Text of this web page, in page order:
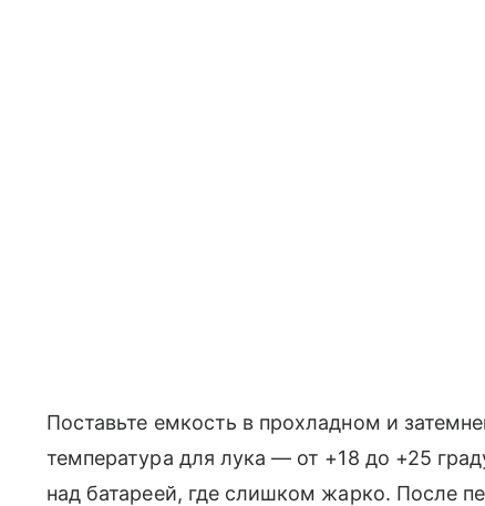
Поставьте емкость в прохладном и
температура для лука — от +18 до +25
над батареей, где слишком жарко. После